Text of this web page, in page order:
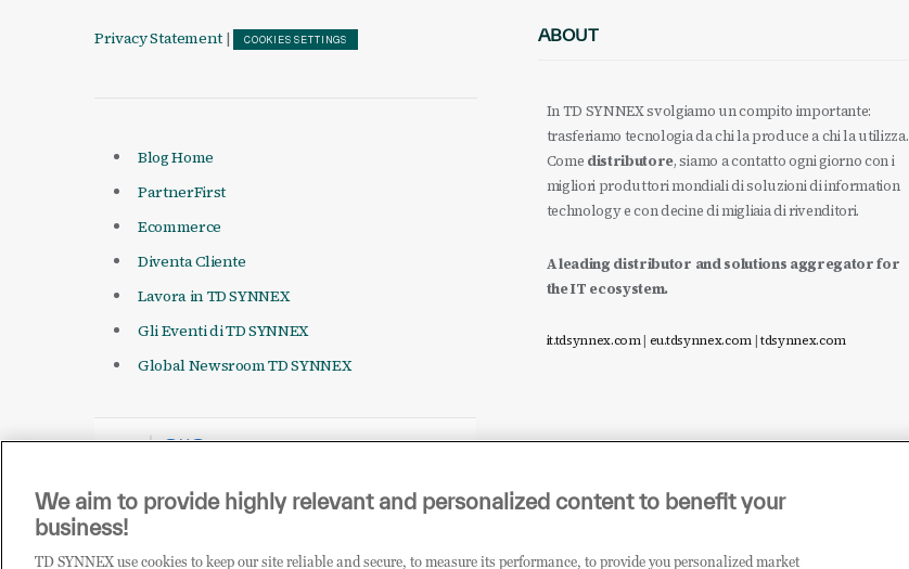
Privacy Statement | COOKIES SETTINGS
Blog Home
PartnerFirst
Ecommerce
Diventa Cliente
Lavora in TD SYNNEX
Gli Eventi di TD SYNNEX
Global Newsroom TD SYNNEX
ABOUT
In TD SYNNEX svolgiamo un compito importante:
trasferiamo tecnologia da chi la produce a chi la utilizza.
Come distributore, siamo a contatto ogni giorno con i
migliori produttori mondiali di soluzioni di information
technology e con decine di migliaia di rivenditori.
A leading distributor and solutions aggregator for
the IT ecosystem.
it.tdsynnex.com| eu.tdsynnex.com|tdsynnex.com
We aim to provide highly relevant and personalized content to benefit your
business!
TD SYNNEX use cookies to keep our site reliable and secure, to measure its performance, to provide you personalized market